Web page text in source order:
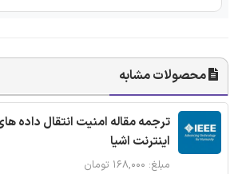
محصولات مشابه
اینترنت اشیا
مبلغ: ۱۶۸,۰۰۰ تومان